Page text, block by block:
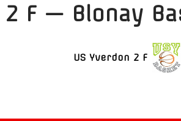
2 F — Blonay
US Yverdon 2 F